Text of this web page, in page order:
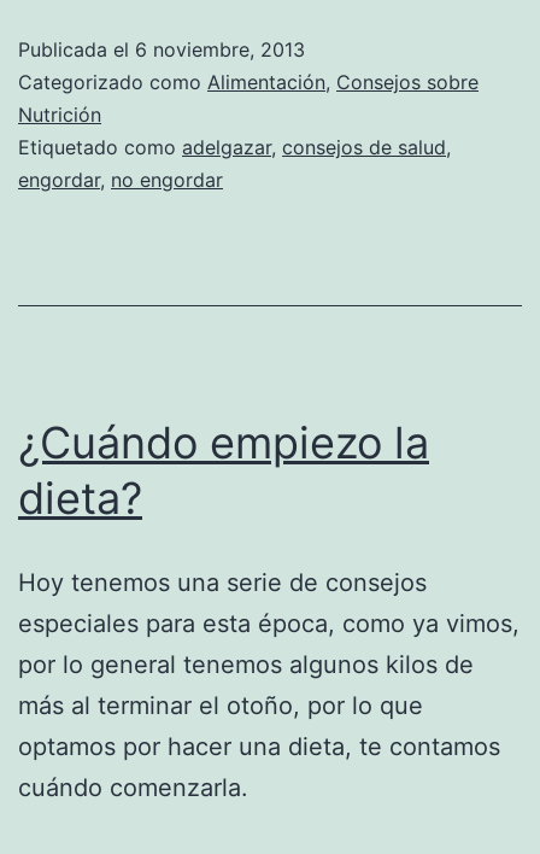
Publicada el 6 noviembre, 2013
Categorizado como Alimentación, Consejos sobre
Nutrición
Etiquetado como adelgazar, consejos de salud,
engordar, no engordar
¿Cuándo empiezo la
dieta?
Hoy tenemos una serie de consejos
especiales para esta época, como ya vimos,
por lo general tenemos algunos kilos de
más al terminar el otoño, por lo que
optamos por hacer una dieta, te contamos
cuándo comenzarla.